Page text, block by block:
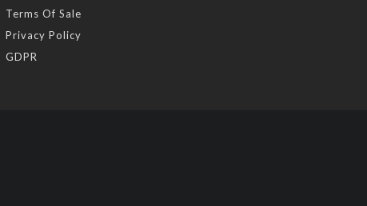
Terms Of Sale
Privacy Policy
GDPR